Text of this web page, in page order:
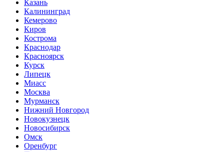
Казань
Калининград
Кемерово
Киров
Кострома
Краснодар
Красноярск
Курск
Липецк
Миасс
Москва
Мурманск
Нижний Новгород
Новокузнецк
Новосибирск
Омск
Оренбург